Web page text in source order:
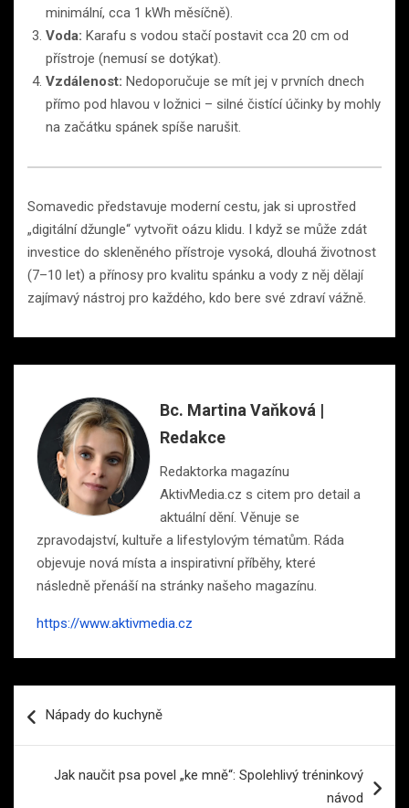
minimální, cca 1 kWh měsíčně).
Voda: Karafu s vodou stačí postavit cca 20 cm od
přístroje (nemusí se dotýkat).
Vzdálenost: Nedoporučuje se mít jej v prvních dnech
přímo pod hlavou v ložnici – silné čistící účinky by mohly
na začátku spánek spíše narušit.
Somavedic představuje moderní cestu, jak si uprostřed
„digitální džungle“ vytvořit oázu klidu. I když se může zdát
investice do skleněného přístroje vysoká, dlouhá životnost
(7–10 let) a přínosy pro kvalitu spánku a vody z něj dělají
zajímavý nástroj pro každého, kdo bere své zdraví vážně.
Bc. Martina Vaňková |
Redakce
Redaktorka magazínu
AktivMedia.cz s citem pro detail a
aktuální dění. Věnuje se
zpravodajství, kultuře a lifestylovým tématům. Ráda
objevuje nová místa a inspirativní příběhy, které
následně přenáší na stránky našeho magazínu.
https://www.aktivmedia.cz
proNápady do kuchyně
Jak naučit psa povel „ke mně“: Spolehlivý tréninkový
návod